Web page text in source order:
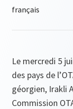
Le mercredi 5
des pays de
géorgien, Irakli
Commission